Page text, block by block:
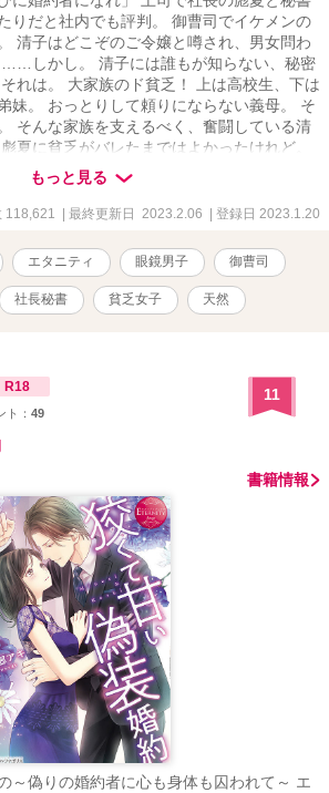
りだと社内でも評判。 御曹司でイケメンの
清子はどこぞのご令嬢と噂され、男女問わ
しかし。 清子には誰もが知らない、秘密
れは。 大家族のド貧乏！ 上は高校生、下は
妹。 おっとりして頼りにならない義母。 そ
そんな家族を支えるべく、奮闘している清
夏に貧乏がバレたまではよかったけれど。
ひっぱたいてしまい、償いに婚約者のフリ
乏バラすと言われたら断れない。 どうな
わもりさやこ 25歳 LCCチェリーエアライ
り屋 自分がしっかりしないといけないと常
ベタ × 御子神彪夏 みこがみひゅうが 33歳
社長 日本二大航空会社桜花航空社長の息
き上げビジネスショート 黒メタルツーポイ
平 放浪の画家。ほぼ家にいない 母 真
(高一･16歳)服作りが趣味 次男 巧(高一･
目標 三男 真(小五･10歳)サッカー少年 四
行機大好き 次女 美妃(保育園児･五ヶ月)
もっと見る
118,621 | 最終更新日 2023.2.06 | 登録日 2023.1.20
エタニティ 眼鏡男子 御曹司
社長秘書 貧乏女子 天然
R18
ト： 49
11
書籍情報
～偽りの婚約者に心も身体も囚われて～ エ